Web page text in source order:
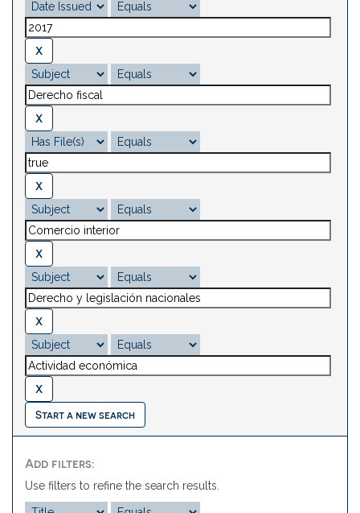
Start a new search
Add filters:
Use filters to refine the search results.